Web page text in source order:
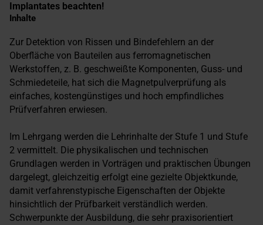
Implantates beachten!
Inhalte
Zur Detektion von Rissen und Bindefehlern an der
Oberfläche von Bauteilen aus ferromagnetischen
Werkstoffen, z. B. geschweißte Komponenten, Guss- und
Schmiedeteile, hat sich die Magnetpulverprüfung als
einfaches, kostengünstiges und hoch empfindliches
Prüfverfahren erwiesen.
Im Lehrgang werden die Lehrinhalte der Stufe 1 und Stufe
2 vermittelt. Die physikalischen und technischen
Grundlagen werden in Vorträgen und praktischen Übungen
dargelegt, gleichzeitig erfolgt eine gezielte Objektkunde,
damit verfahrenstypische Eigenschaften der Objekte
hinsichtlich der Prüfbarkeit verständlich werden.
Schwerpunkte der Ausbildung, die sehr praxisorientiert